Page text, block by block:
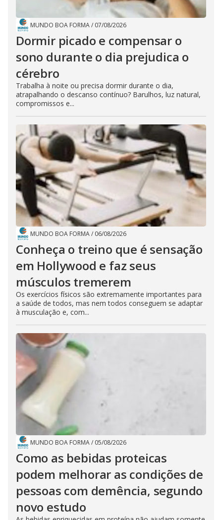
MUNDO BOA FORMA/ 07/08/2026
Dormir picado e compensar o
sono durante o dia prejudica o
cérebro
Trabalha à noite ou precisa dormir durante o dia,
atrapalhando o descanso contínuo? Barulhos, luz natural,
compromissos e...
MUNDO BOA FORMA/ 06/08/2026
Conheça o treino que é sensação
em Hollywood e faz seus
músculos tremerem
Os exercícios físicos são extremamente importantes para
a saúde de todos, mas nem todos conseguem se adaptar
à musculação e, com...
MUNDO BOA FORMA/ 05/08/2026
Como as bebidas proteicas
podem melhorar as condições de
pessoas com demência, segundo
novo estudo